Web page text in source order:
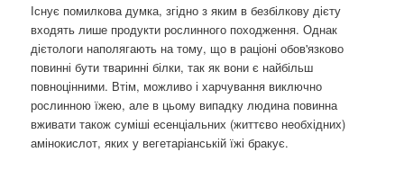
Існує помилкова думка, згідно з яким в безбілкову дієту
входять лише продукти рослинного походження. Однак
дієтологи наполягають на тому, що в раціоні обов'язково
повинні бути тваринні білки, так як вони є найбільш
повноцінними. Втім, можливо і харчування виключно
рослинною їжею, але в цьому випадку людина повинна
вживати також суміші есенціальних (життєво необхідних)
амінокислот, яких у вегетаріанській їжі бракує.